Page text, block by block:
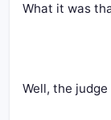
What it was
Well, the